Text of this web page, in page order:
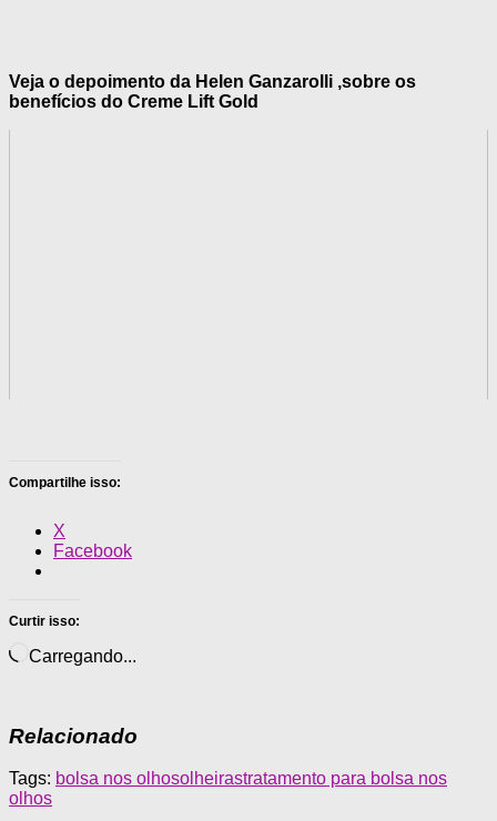
Veja o depoimento da Helen Ganzarolli ,sobre os
benefícios do Creme Lift Gold
Compartilhe isso:
X
Facebook
Curtir isso:
Carregando...
Relacionado
Tags: bolsa nos olhosolheirastratamento para bolsa nos
olhos